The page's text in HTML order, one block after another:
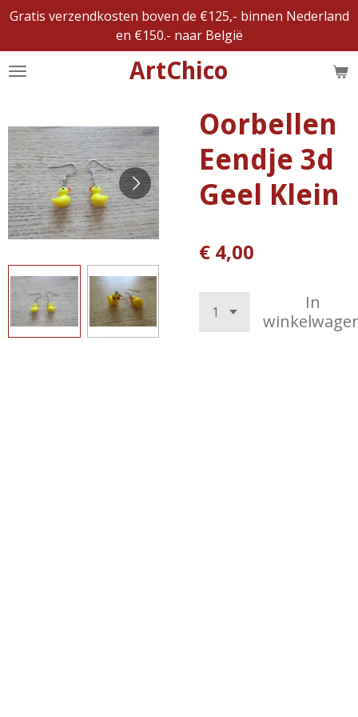
Ga
naar
de
ArtChico
Gratis verzendkosten boven de €125,- binnen Nederland
en €150.- naar België
Oorbellen
Eendje 3d
Geel Klein
€ 4,00
In